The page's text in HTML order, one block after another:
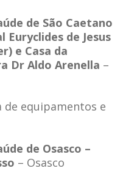
de São Caetano
Euryclides de Jesus
e Casa da
Dr Aldo Arenella –
de equipamentos e
de Osasco –
– Osasco